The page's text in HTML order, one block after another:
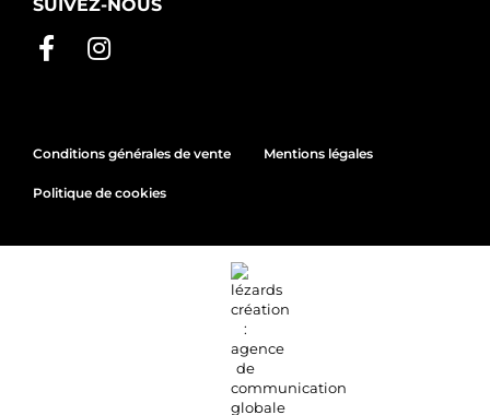
SUIVEZ-NOUS
Conditions générales de vente Mentions légales
Politique de cookies